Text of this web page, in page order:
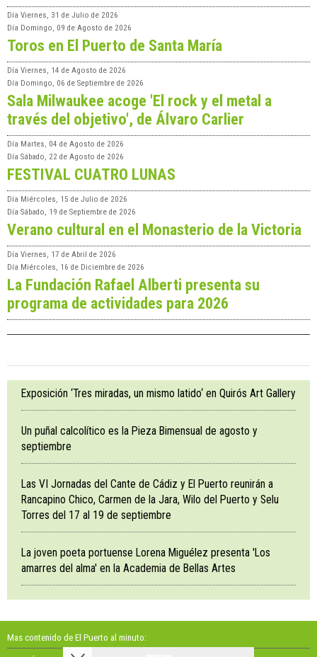
Día Viernes, 31 de Julio de 2026
Día Domingo, 09 de Agosto de 2026
Toros en El Puerto de Santa María
Día Viernes, 14 de Agosto de 2026
Día Domingo, 06 de Septiembre de 2026
Sala Milwaukee acoge 'El rock y el metal a
través del objetivo', de Álvaro Carlier
Día Martes, 04 de Agosto de 2026
Día Sábado, 22 de Agosto de 2026
FESTIVAL CUATRO LUNAS
Día Miércoles, 15 de Julio de 2026
Día Sábado, 19 de Septiembre de 2026
Verano cultural en el Monasterio de la Victoria
Día Viernes, 17 de Abril de 2026
Día Miércoles, 16 de Diciembre de 2026
La Fundación Rafael Alberti presenta su
programa de actividades para 2026
Exposición ‘Tres miradas, un mismo latido‘ en Quirós Art Gallery
Un puñal calcolítico es la Pieza Bimensual de agosto y
septiembre
Las VI Jornadas del Cante de Cádiz y El Puerto reunirán a
Rancapino Chico, Carmen de la Jara, Wilo del Puerto y Selu
Torres del 17 al 19 de septiembre
La joven poeta portuense Lorena Miguélez presenta 'Los
amarres del alma' en la Academia de Bellas Artes
Mas contenido de El Puerto al minuto: